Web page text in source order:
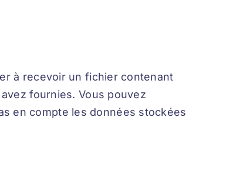
à recevoir un fichier contenant
fournies. Vous pouvez
en compte les données stockées